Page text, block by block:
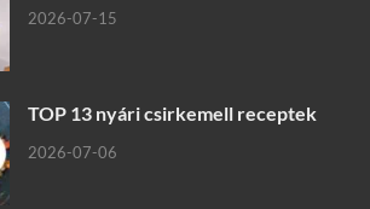
2026-07-15
TOP 13 nyári csirkemell receptek
2026-07-06